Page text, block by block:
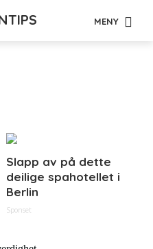
MENY
Slapp av på dette
deilige spahotellet i
Berlin
Sponset